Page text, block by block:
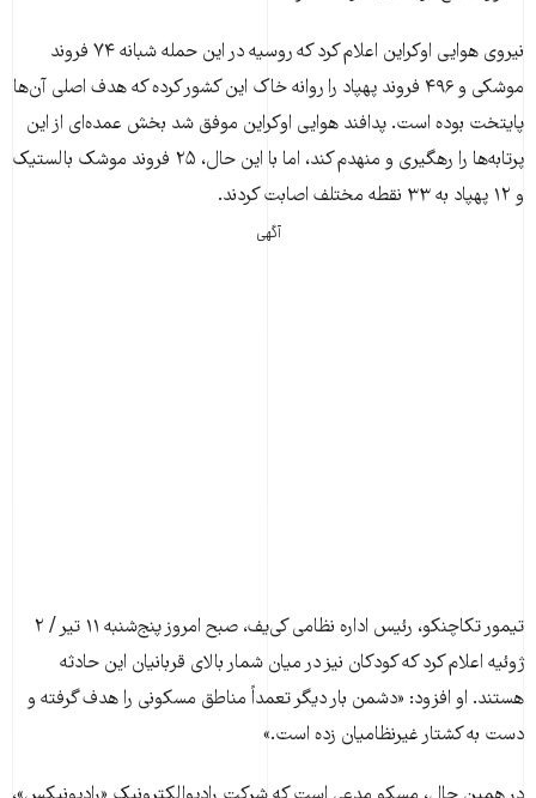
نیروی هوایی اوکراین اعلام کرد که روسیه در این حمله شبانه ۷۴ فروند
موشکی و ۴۹۶ فروند پهپاد را روانه خاک این کشور کرده که هدف اصلی آن‌ها
پایتخت بوده است. پدافند هوایی اوکراین موفق شد بخش عمده‌ای از این
پرتابه‌ها را رهگیری و منهدم کند، اما با این حال، ۲۵ فروند موشک بالستیک
و ۱۲ پهپاد به ۳۳ نقطه مختلف اصابت کردند.
آگهی
تیمور تکاچنکو، رئیس اداره نظامی کی‌یف، صبح امروز پنج‌شنبه ۱۱ تیر / ۲
ژوئیه اعلام کرد که کودکان نیز در میان شمار بالای قربانیان این حادثه
هستند. او افزود: «دشمن بار دیگر تعمداً مناطق مسکونی را هدف گرفته و
دست به کشتار غیرنظامیان زده است.»